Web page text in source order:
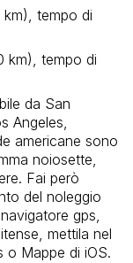
tempo di
km), tempo di
da San
Angeles,
americane sono
noiosette,
Fai però
del noleggio
gps,
mettila nel
o Mappe di iOS.